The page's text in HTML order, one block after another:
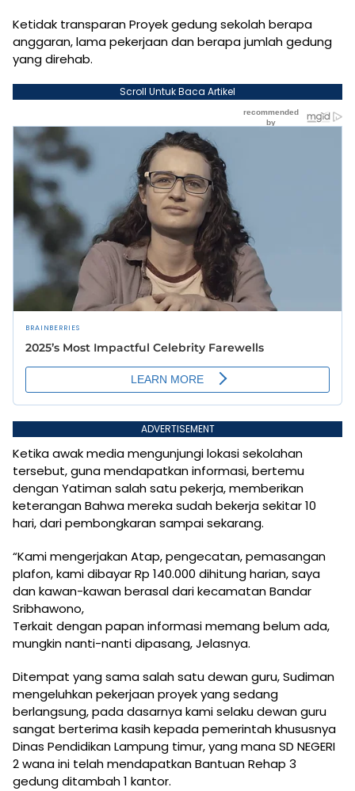
Ketidak transparan Proyek gedung sekolah berapa
anggaran, lama pekerjaan dan berapa jumlah gedung
yang direhab.
Scroll Untuk Baca Artikel
ADVERTISEMENT
Ketika awak media mengunjungi lokasi sekolahan
tersebut, guna mendapatkan informasi, bertemu
dengan Yatiman salah satu pekerja, memberikan
keterangan Bahwa mereka sudah bekerja sekitar 10
hari, dari pembongkaran sampai sekarang.
“Kami mengerjakan Atap, pengecatan, pemasangan
plafon, kami dibayar Rp 140.000 dihitung harian, saya
dan kawan-kawan berasal dari kecamatan Bandar
Sribhawono,
Terkait dengan papan informasi memang belum ada,
mungkin nanti-nanti dipasang, Jelasnya.
Ditempat yang sama salah satu dewan guru, Sudiman
mengeluhkan pekerjaan proyek yang sedang
berlangsung, pada dasarnya kami selaku dewan guru
sangat berterima kasih kepada pemerintah khususnya
Dinas Pendidikan Lampung timur, yang mana SD NEGERI
2 wana ini telah mendapatkan Bantuan Rehap 3
gedung ditambah 1 kantor.